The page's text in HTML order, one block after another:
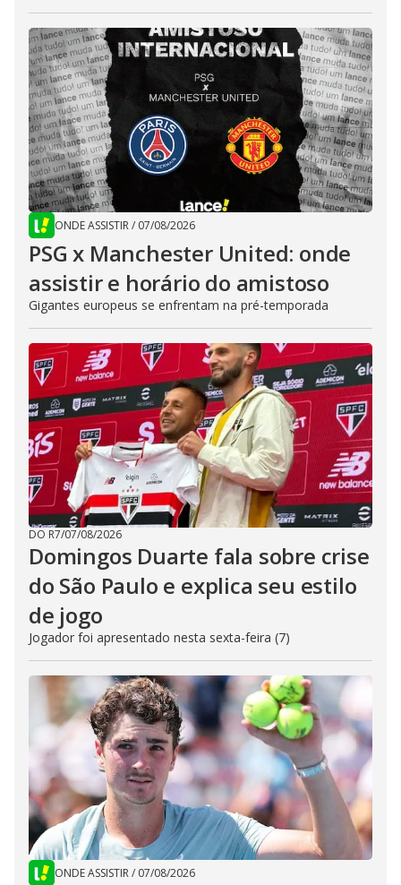
ONDE ASSISTIR/ 07/08/2026
PSG x Manchester United: onde
assistir e horário do amistoso
Gigantes europeus se enfrentam na pré-temporada
DO R7/07/08/2026
Domingos Duarte fala sobre crise
do São Paulo e explica seu estilo
de jogo
Jogador foi apresentado nesta sexta-feira (7)
ONDE ASSISTIR/ 07/08/2026